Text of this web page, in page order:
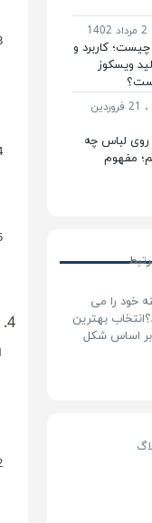
کاربرد و
ویسکوز
سه شنبه ، 21 فروردین
روی لباس چه
مفهوم
خود را می
بهترین
اساس شکل
4.